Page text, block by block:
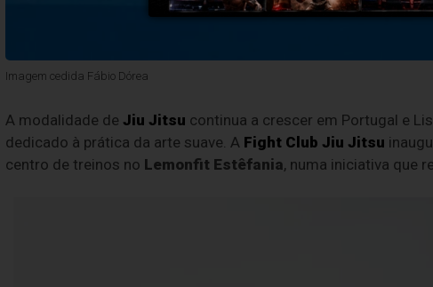
Imagem cedida Fábio Dórea
A modalidade de Jiu Jitsu continua a crescer em Portugal e
dedicado à prática da arte suave. A Fight Club Jiu Jitsu
centro de treinos no Lemonfit Estêfania, numa iniciativa que